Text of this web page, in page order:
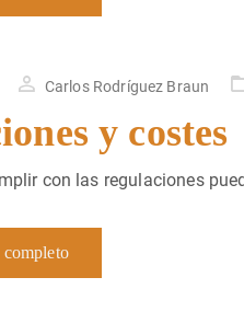
Carlos Rodríguez Braun
y costes
con las regulaciones